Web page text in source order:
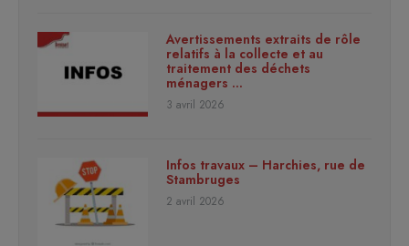
Avertissements extraits de rôle
relatifs à la collecte et au
traitement des déchets
ménagers …
3 avril 2026
Infos travaux – Harchies, rue de
Stambruges
2 avril 2026